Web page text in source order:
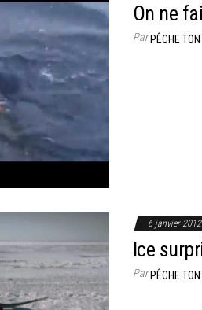
On ne
ParPÊCHE
6 janvier 2012
Ice
ParPÊCHE